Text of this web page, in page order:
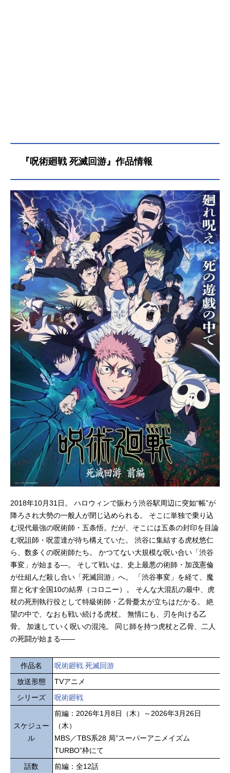
『呪術廻戦 死滅回游』作品情報
2018年10月31日。 ハロウィンで賑わう渋谷駅周辺に突如“帳”が
降ろされ大勢の一般人が閉じ込められる。 そこに単独で乗り込
む現代最強の呪術師・五条悟。だが、そこには五条の封印を目論
む呪詛師・呪霊達が待ち構えていた。 渋谷に集結する虎杖悠仁
ら、数多くの呪術師たち。 かつてない大規模な呪い合い「渋谷
事変」が始まる―。 そして戦いは、史上最悪の術師・加茂憲倫
が仕組んだ殺し合い「死滅回游」へ。 「渋谷事変」を経て、魔
窟と化す全国10の結界（コロニー）。 そんな大混乱の最中、虎
杖の死刑執行役として特級術師・乙骨憂太が立ちはだかる。 絶
望の中で、なおも戦い続ける虎杖。 無情にも、刃を向ける乙
骨。 加速していく呪いの混沌。 同じ師を持つ虎杖と乙骨、二人
の死闘が始まる——
作品名
呪術廻戦 死滅回游
放送形態
TVアニメ
シリーズ
呪術廻戦
スケジュー
ル
前編：2026年1月8日（木）～2026年3月26日
（木）
MBS／TBS系28 局”スーパーアニメイズム
TURBO”枠にて
話数
前編：全12話